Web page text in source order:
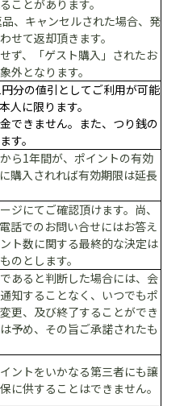
ことがあります。
キャンセルされた場合、発
せて返却頂きます。
ず、「ゲスト購入」されたお
外となります。
分の値引としてご利用が可能
人に限ります。
できません。また、つり銭の
す。
ら1年間が、ポイントの有効
購入されれば有効期限は延長
ジにてご確認頂けます。尚、
話でのお問い合せにはお答え
ト数に関する最終的な決定は
のとします。
あると判断した場合には、会
知することなく、いつでもポ
更、及び終了することができ
予め、その旨ご承諾されたも
ントをいかなる第三者にも譲
に供することはできません。